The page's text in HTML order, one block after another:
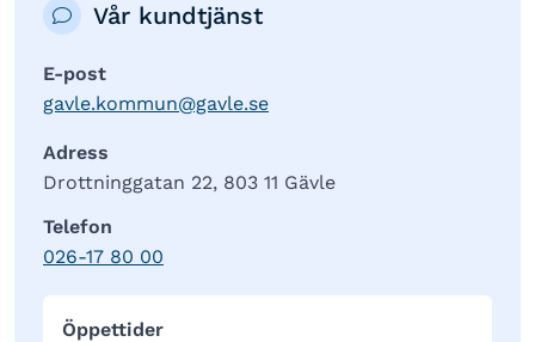
Vår kundtjänst
E-post
gavle.kommun@gavle.se
Adress
Drottninggatan 22, 803 11 Gävle
Telefon
026-17 80 00
Öppettider